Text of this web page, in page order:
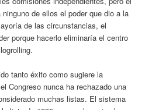
de ellos el poder que dio a la
de las circunstancias, el
porque hacerlo eliminaría el centro
tanto éxito como sugiere la
Congreso nunca ha rechazado una
muchas listas. El sistema